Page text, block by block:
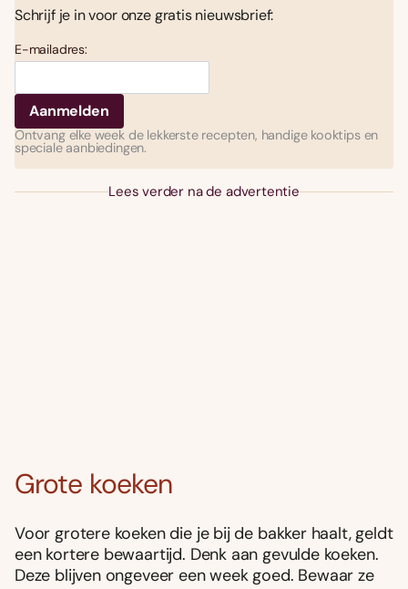
Schrijf je in voor onze gratis nieuwsbrief:
E-mailadres:
Ontvang elke week de lekkerste recepten, handige kooktips en
speciale aanbiedingen.
Lees verder na de advertentie
Grote koeken
Voor grotere koeken die je bij de bakker haalt, geldt
een kortere bewaartijd. Denk aan gevulde koeken.
Deze blijven ongeveer een week goed. Bewaar ze